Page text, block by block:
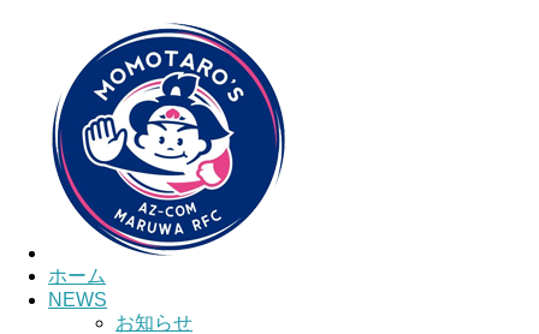
ホーム
NEWS
お知らせ